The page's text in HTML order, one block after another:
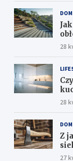
28
28
Z
27